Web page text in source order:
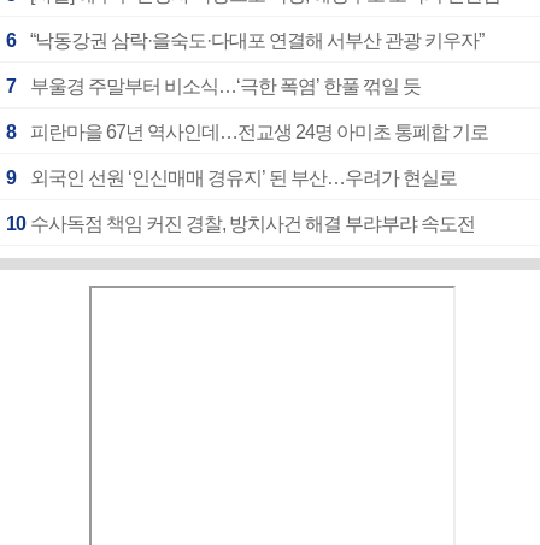
6 “낙동강권 삼락·을숙도·다대포 연결해 서부산 관광 키우자”
7 부울경 주말부터 비소식…‘극한 폭염’ 한풀 꺾일 듯
8 피란마을 67년 역사인데…전교생 24명 아미초 통폐합 기로
9 외국인 선원 ‘인신매매 경유지’ 된 부산…우려가 현실로
10 수사독점 책임 커진 경찰, 방치사건 해결 부랴부랴 속도전